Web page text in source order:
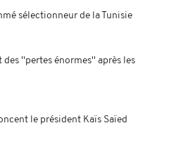
sélectionneur de la Tunisie
des ''pertes énormes'' après les
le président Kaïs Saïed